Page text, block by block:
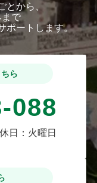
とから、
で
ポートします。
ら
088
日：火曜日